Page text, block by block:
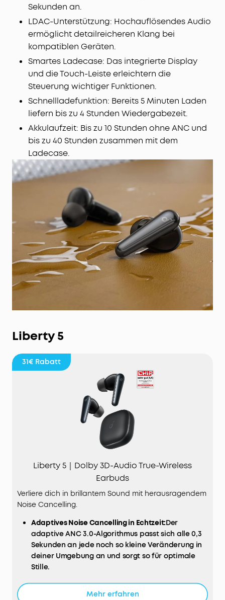
Sekunden an.
LDAC-Unterstützung: Hochauflösendes Audio
ermöglicht detailreicheren Klang bei
kompatiblen Geräten.
Smartes Ladecase: Das integrierte Display
und die Touch-Leiste erleichtern die
Steuerung wichtiger Funktionen.
Schnellladefunktion: Bereits 5 Minuten Laden
liefern bis zu 4 Stunden Wiedergabezeit.
Akkulaufzeit: Bis zu 10 Stunden ohne ANC und
bis zu 40 Stunden zusammen mit dem
Ladecase.
Liberty 5
31€ Rabatt
Liberty 5｜Dolby 3D-Audio True-Wireless
Earbuds
Verliere dich in brillantem Sound mit herausragendem
Noise Cancelling.
AdaptivesNoiseCancelling in Echtzeit:Der
adaptive ANC 3.0-Algorithmus passt sich alle 0,3
Sekunden an jede noch so kleine Veränderung in
deiner Umgebung an und sorgt so für optimale
Stille.
(300Hz – 3 kHz) doppelt so effektiv und ermöglicht
Mehr erfahren